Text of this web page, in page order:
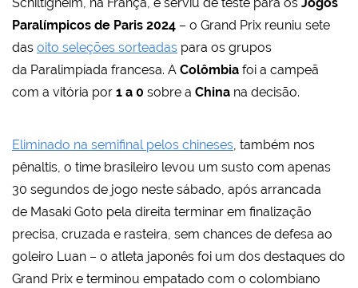
Paralímpicos de Paris 2024 – o Grand Prix reuniu sete
das oito seleções sorteadas para os grupos
da Paralimpíada francesa. A Colômbia foi a campeã
com a vitória por 1 a 0 sobre a China na decisão.
Eliminado na semifinal pelos chineses , também nos
pênaltis, o time brasileiro levou um susto com apenas
30 segundos de jogo neste sábado, após arrancada
de Masaki Goto pela direita terminar em finalização
precisa, cruzada e rasteira, sem chances de defesa ao
goleiro Luan – o atleta japonês foi um dos destaques do
Grand Prix e terminou empatado com o colombiano